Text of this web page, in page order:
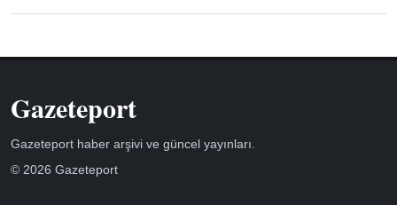
Gazeteport
Gazeteport haber arşivi ve güncel yayınları.
© 2026 Gazeteport